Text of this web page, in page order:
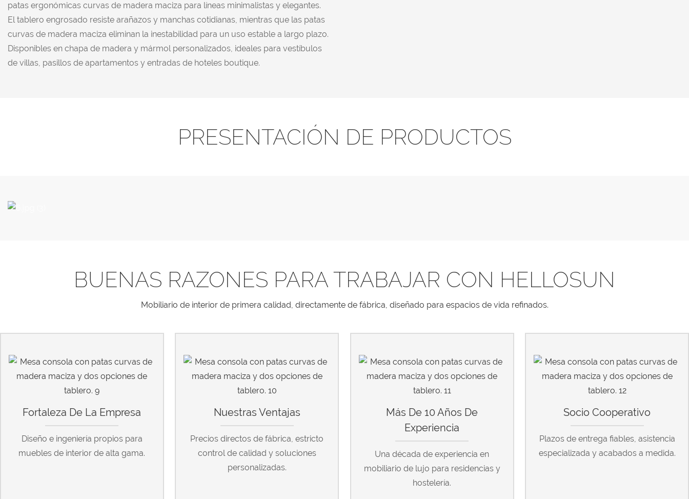
patas ergonómicas curvas de madera maciza para líneas minimalistas y elegantes.
El tablero engrosado resiste arañazos y manchas cotidianas, mientras que las patas
curvas de madera maciza eliminan la inestabilidad para un uso estable a largo plazo.
Disponibles en chapa de madera y mármol personalizados, ideales para vestíbulos
de villas, pasillos de apartamentos y entradas de hoteles boutique.
PRESENTACIÓN DE PRODUCTOS
BUENAS RAZONES PARA TRABAJAR CON HELLOSUN
Mobiliario de interior de primera calidad, directamente de fábrica, diseñado para espacios de vida refinados.
Fortaleza De La Empresa
Diseño e ingeniería propios para
muebles de interior de alta gama.
Nuestras Ventajas
Precios directos de fábrica, estricto
control de calidad y soluciones
personalizadas.
Más De 10 Años De
Experiencia
Una década de experiencia en
mobiliario de lujo para residencias y
hostelería.
Socio Cooperativo
Plazos de entrega fiables, asistencia
especializada y acabados a medida.